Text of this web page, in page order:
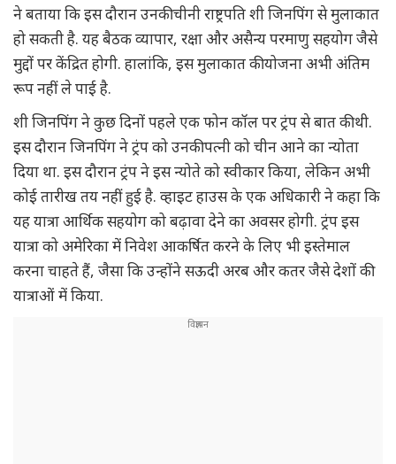
ने बताया कि इस दौरान उनकी चीनी राष्ट्रपति शी जिनपिंग से मुलाकात
हो सकती है. यह बैठक व्यापार, रक्षा और असैन्य परमाणु सहयोग जैसे
मुद्दों पर केंद्रित होगी. हालांकि, इस मुलाकात की योजना अभी अंतिम
रूप नहीं ले पाई है.
शी जिनपिंग ने कुछ दिनों पहले एक फोन कॉल पर ट्रंप से बात की थी.
इस दौरान जिनपिंग ने ट्रंप को उनकी पत्नी को चीन आने का न्योता
दिया था. इस दौरान ट्रंप ने इस न्योते को स्वीकार किया, लेकिन अभी
कोई तारीख तय नहीं हुई है. व्हाइट हाउस के एक अधिकारी ने कहा कि
यह यात्रा आर्थिक सहयोग को बढ़ावा देने का अवसर होगी. ट्रंप इस
यात्रा को अमेरिका में निवेश आकर्षित करने के लिए भी इस्तेमाल
करना चाहते हैं, जैसा कि उन्होंने सऊदी अरब और कतर जैसे देशों की
यात्राओं में किया.